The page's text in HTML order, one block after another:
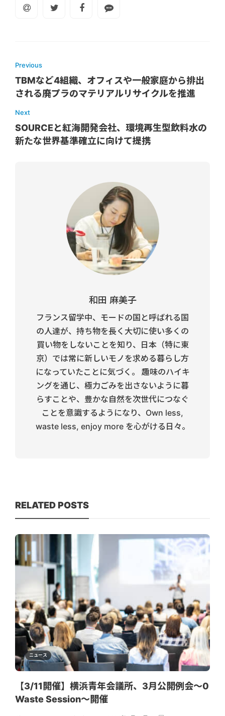
Previous
TBMなど4組織、オフィスや一般家庭から排出
される廃プラのマテリアルリサイクルを推進
Next
SOURCEと紅海開発会社、環境再生型飲料水の
新たな世界基準確立に向けて提携
和田 麻美子
フランス留学中、モードの国と呼ばれる国
の人達が、持ち物を長く大切に使い多くの
買い物をしないことを知り、日本（特に東
京）では常に新しいモノを求める暮らし方
になっていたことに気づく。 趣味のハイキ
ングを通じ、極力ごみを出さないように暮
らすことや、豊かな自然を次世代につなぐ
ことを意識するようになり、Own less,
waste less, enjoy more を心がける日々。
RELATED POSTS
ニュース
【3/11開催】横浜青年会議所、3月公開例会〜0
Waste Session〜開催